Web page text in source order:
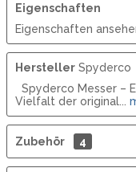
Eigenschaften
Eigenschaften
HerstellerSpyderco
Spyderco Messer –
Vielfalt der original...
Zubehör 4